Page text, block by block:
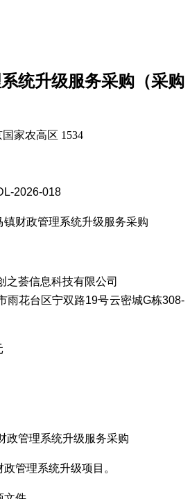
统升级服务采购（采购
国家农高区 1534
2026-018
镇财政管理系统升级服务采购
之荟信息科技有限公司
雨花台区宁双路19号云密城G栋308-
政管理系统升级服务采购
政管理系统升级项目 。